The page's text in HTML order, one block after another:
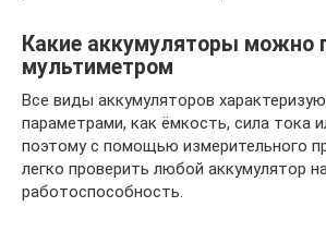
Какие аккумуляторы можно
мультиметром
Все виды аккумуляторов
параметрами, как ёмкость, сила тока
поэтому с помощью измерительного
легко проверить любой аккумулятор
работоспособность.